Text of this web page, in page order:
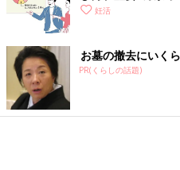
塩・こしょう … 各少々
水 … 1と1/2カップ
作り方
（１）牛肉はひと口大に切り、
に薄切りにし、にんじんは薄
妊活
お墓の撤去にいく
PR(くらしの話題)